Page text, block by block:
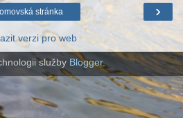
›
stránka
verzi pro web
služby Blogger.